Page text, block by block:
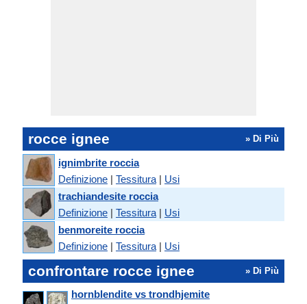
rocce ignee » Di Più
ignimbrite roccia
Definizione | Tessitura | Usi
trachiandesite roccia
Definizione | Tessitura | Usi
benmoreite roccia
Definizione | Tessitura | Usi
confrontare rocce ignee » Di Più
hornblendite vs trondhjemite